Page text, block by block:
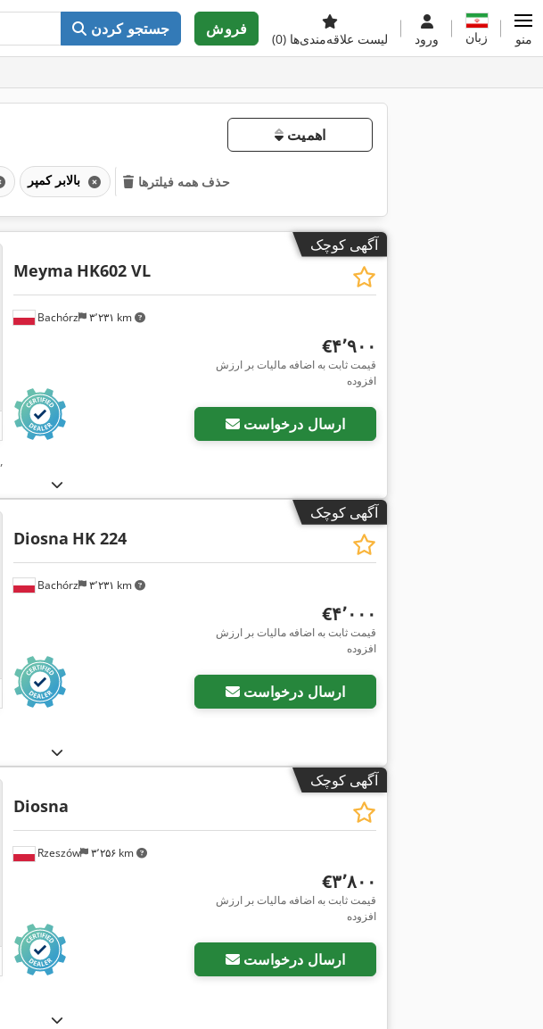
جستجو کردن فروش
لیست علاقه‌مندی‌ها (0) ورود زبان منو
اهمیت
حذف همه فیلترها
آگهی کوچک
Bachórz ۳٬۲۳۱ km
Meyma HK602 VL
‎€۴٬۹۰۰
قیمت ثابت به اضافه مالیات بر ارزش
افزوده
ارسال درخواست
,
آگهی کوچک
Bachórz ۳٬۲۳۱ km
Diosna HK 224
‎€۴٬۰۰۰
قیمت ثابت به اضافه مالیات بر ارزش
افزوده
ارسال درخواست
آگهی کوچک
درخواست تصاویر بیشتر
Rzeszów ۳٬۲۵۶ km
Diosna
‎€۳٬۸۰۰
قیمت ثابت به اضافه مالیات بر ارزش
افزوده
ارسال درخواست